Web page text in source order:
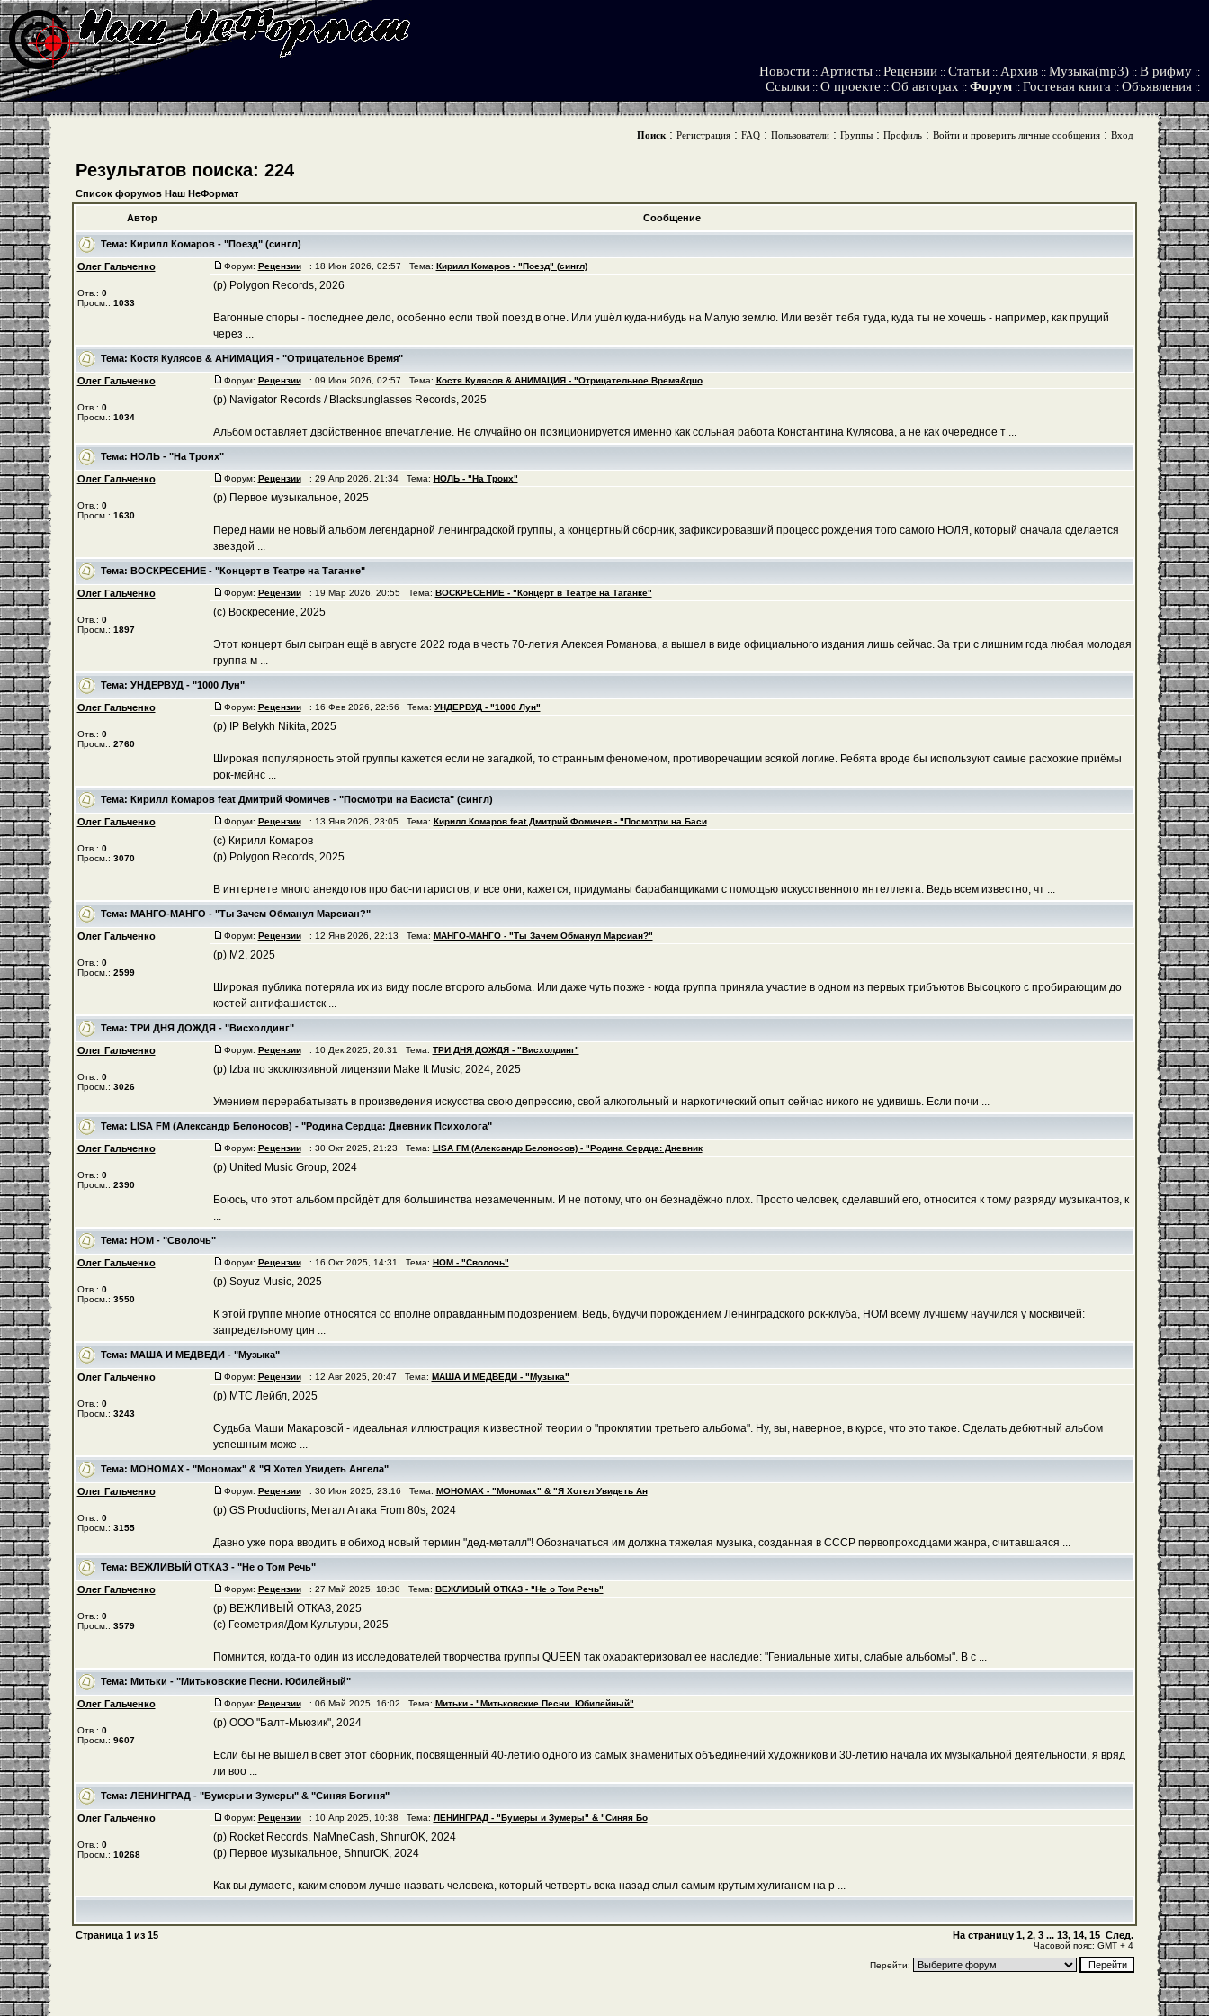
Новости :: Артисты :: Рецензии :: Статьи :: Архив :: Музыка(mp3) :: В рифму ::
Ссылки :: О проекте :: Об авторах :: Форум :: Гостевая книга :: Объявления ::
Поиск: Регистрация: FAQ: Пользователи: Группы: Профиль: Войти и проверить личные сообщения: Вход
Результатов поиска: 224
Список форумов Наш НеФормат
Автор Сообщение
Тема: Кирилл Комаров - "Поезд" (сингл)
Олег Гальченко
Отв.: 0
Просм.: 1033
Форум: Рецензии: 18 Июн 2026, 02:57 Тема: Кирилл Комаров - "Поезд" (сингл)
(р) Polygon Records, 2026
Вагонные споры - последнее дело, особенно если твой поезд в огне. Или ушёл куда-нибудь на Малую землю. Или везёт тебя туда, куда ты не хочешь - например, как прущий
через ...
Тема: Костя Кулясов & АНИМАЦИЯ - "Отрицательное Время"
Олег Гальченко
Отв.: 0
Просм.: 1034
Форум: Рецензии: 09 Июн 2026, 02:57 Тема: Костя Кулясов & АНИМАЦИЯ - "Отрицательное Время&quo
(р) Navigator Records / Blacksunglasses Records, 2025
Альбом оставляет двойственное впечатление. Не случайно он позиционируется именно как сольная работа Константина Кулясова, а не как очередное т ...
Тема: НОЛЬ - "На Троих"
Олег Гальченко
Отв.: 0
Просм.: 1630
Форум: Рецензии: 29 Апр 2026, 21:34 Тема: НОЛЬ - "На Троих"
(р) Первое музыкальное, 2025
Перед нами не новый альбом легендарной ленинградской группы, а концертный сборник, зафиксировавший процесс рождения того самого НОЛЯ, который сначала сделается
звездой ...
Тема: ВОСКРЕСЕНИЕ - "Концерт в Театре на Таганке"
Олег Гальченко
Отв.: 0
Просм.: 1897
Форум: Рецензии: 19 Мар 2026, 20:55 Тема: ВОСКРЕСЕНИЕ - "Концерт в Театре на Таганке"
(с) Воскресение, 2025
Этот концерт был сыгран ещё в августе 2022 года в честь 70-летия Алексея Романова, а вышел в виде официального издания лишь сейчас. За три с лишним года любая молодая
группа м ...
Тема: УНДЕРВУД - "1000 Лун"
Олег Гальченко
Отв.: 0
Просм.: 2760
Форум: Рецензии: 16 Фев 2026, 22:56 Тема: УНДЕРВУД - "1000 Лун"
(р) IP Belykh Nikita, 2025
Широкая популярность этой группы кажется если не загадкой, то странным феноменом, противоречащим всякой логике. Ребята вроде бы используют самые расхожие приёмы
рок-мейнс ...
Тема: Кирилл Комаров feat Дмитрий Фомичев - "Посмотри на Басиста" (сингл)
Олег Гальченко
Отв.: 0
Просм.: 3070
Форум: Рецензии: 13 Янв 2026, 23:05 Тема: Кирилл Комаров feat Дмитрий Фомичев - "Посмотри на Баси
(с) Кирилл Комаров
(р) Polygon Records, 2025
В интернете много анекдотов про бас-гитаристов, и все они, кажется, придуманы барабанщиками с помощью искусственного интеллекта. Ведь всем известно, чт ...
Тема: МАНГО-МАНГО - "Ты Зачем Обманул Марсиан?"
Олег Гальченко
Отв.: 0
Просм.: 2599
Форум: Рецензии: 12 Янв 2026, 22:13 Тема: МАНГО-МАНГО - "Ты Зачем Обманул Марсиан?"
(р) М2, 2025
Широкая публика потеряла их из виду после второго альбома. Или даже чуть позже - когда группа приняла участие в одном из первых трибъютов Высоцкого с пробирающим до
костей антифашистск ...
Тема: ТРИ ДНЯ ДОЖДЯ - "Висхолдинг"
Олег Гальченко
Отв.: 0
Просм.: 3026
Форум: Рецензии: 10 Дек 2025, 20:31 Тема: ТРИ ДНЯ ДОЖДЯ - "Висхолдинг"
(р) Izba по эксклюзивной лицензии Make It Music, 2024, 2025
Умением перерабатывать в произведения искусства свою депрессию, свой алкогольный и наркотический опыт сейчас никого не удивишь. Если почи ...
Тема: LISA FM (Александр Белоносов) - "Родина Сердца: Дневник Психолога"
Олег Гальченко
Отв.: 0
Просм.: 2390
Форум: Рецензии: 30 Окт 2025, 21:23 Тема: LISA FM (Александр Белоносов) - "Родина Сердца: Дневник
(p) United Music Group, 2024
Боюсь, что этот альбом пройдёт для большинства незамеченным. И не потому, что он безнадёжно плох. Просто человек, сделавший его, относится к тому разряду музыкантов, к
...
Тема: НОМ - "Сволочь"
Олег Гальченко
Отв.: 0
Просм.: 3550
Форум: Рецензии: 16 Окт 2025, 14:31 Тема: НОМ - "Сволочь"
(p) Soyuz Music, 2025
К этой группе многие относятся со вполне оправданным подозрением. Ведь, будучи порождением Ленинградского рок-клуба, НОМ всему лучшему научился у москвичей:
запредельному цин ...
Тема: МАША И МЕДВЕДИ - "Музыка"
Олег Гальченко
Отв.: 0
Просм.: 3243
Форум: Рецензии: 12 Авг 2025, 20:47 Тема: МАША И МЕДВЕДИ - "Музыка"
(р) МТС Лейбл, 2025
Судьба Маши Макаровой - идеальная иллюстрация к известной теории о "проклятии третьего альбома". Ну, вы, наверное, в курсе, что это такое. Сделать дебютный альбом
успешным може ...
Тема: МОНОМАХ - "Мономах" & "Я Хотел Увидеть Ангела"
Олег Гальченко
Отв.: 0
Просм.: 3155
Форум: Рецензии: 30 Июн 2025, 23:16 Тема: МОНОМАХ - "Мономах" & "Я Хотел Увидеть Ан
(р) GS Productions, Метал Атака From 80s, 2024
Давно уже пора вводить в обиход новый термин "дед-металл"! Обозначаться им должна тяжелая музыка, созданная в СССР первопроходцами жанра, считавшаяся ...
Тема: ВЕЖЛИВЫЙ ОТКАЗ - "Не о Том Речь"
Олег Гальченко
Отв.: 0
Просм.: 3579
Форум: Рецензии: 27 Май 2025, 18:30 Тема: ВЕЖЛИВЫЙ ОТКАЗ - "Не о Том Речь"
(р) ВЕЖЛИВЫЙ ОТКАЗ, 2025
(с) Геометрия/Дом Культуры, 2025
Помнится, когда-то один из исследователей творчества группы QUEEN так охарактеризовал ее наследие: "Гениальные хиты, слабые альбомы". В с ...
Тема: Митьки - "Митьковские Песни. Юбилейный"
Олег Гальченко
Отв.: 0
Просм.: 9607
Форум: Рецензии: 06 Май 2025, 16:02 Тема: Митьки - "Митьковские Песни. Юбилейный"
(р) ООО "Балт-Мьюзик", 2024
Если бы не вышел в свет этот сборник, посвященный 40-летию одного из самых знаменитых объединений художников и 30-летию начала их музыкальной деятельности, я вряд
ли воо ...
Тема: ЛЕНИНГРАД - "Бумеры и Зумеры" & "Синяя Богиня"
Олег Гальченко
Отв.: 0
Просм.: 10268
Форум: Рецензии: 10 Апр 2025, 10:38 Тема: ЛЕНИНГРАД - "Бумеры и Зумеры" & "Синяя Бо
(р) Rocket Records, NaMneCash, ShnurOK, 2024
(р) Первое музыкальное, ShnurOK, 2024
Как вы думаете, каким словом лучше назвать человека, который четверть века назад слыл самым крутым хулиганом на р ...
Страница 1из 15 На страницу 1, 2, 3... 13, 14, 15 След.
Часовой пояс: GMT + 4
Перейти: